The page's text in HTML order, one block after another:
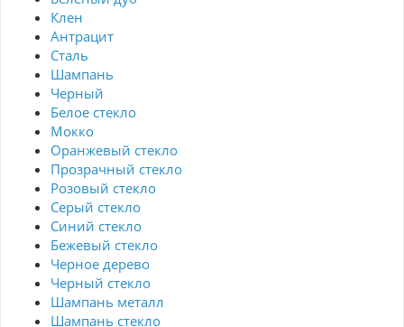
Клен
Антрацит
Сталь
Шампань
Черный
Белое стекло
Мокко
Оранжевый стекло
Прозрачный стекло
Розовый стекло
Серый стекло
Синий стекло
Бежевый стекло
Черное дерево
Черный стекло
Шампань металл
Шампань стекло